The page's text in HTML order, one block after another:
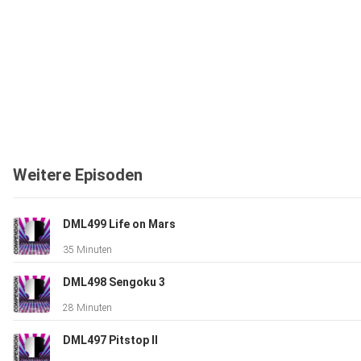
Weitere Episoden
DML499 Life on Mars
35 Minuten
DML498 Sengoku 3
28 Minuten
DML497 Pitstop II